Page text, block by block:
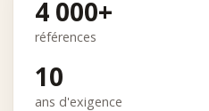
4 000+
références
10
ans d'exigence